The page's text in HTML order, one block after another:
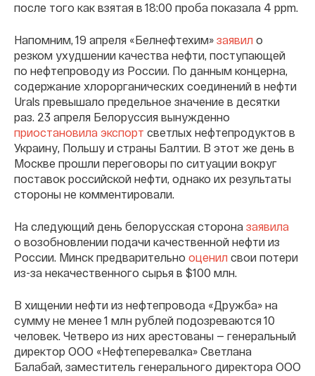
после того как взятая в 18:00 проба показала 4 ppm.
Напомним, 19 апреля «Белнефтехим» заявил о
резком ухудшении качества нефти, поступающей
по нефтепроводу из России. По данным концерна,
содержание хлорорганических соединений в нефти
Urals превышало предельное значение в десятки
раз. 23 апреля Белоруссия вынужденно
приостановила экспорт светлых нефтепродуктов в
Украину, Польшу и страны Балтии. В этот же день в
Москве прошли переговоры по ситуации вокруг
поставок российской нефти, однако их результаты
стороны не комментировали.
На следующий день белорусская сторона заявила
о возобновлении подачи качественной нефти из
России. Минск предварительно оценил свои потери
из-за некачественного сырья в $100 млн.
В хищении нефти из нефтепровода «Дружба» на
сумму не менее 1 млн рублей подозреваются 10
человек. Четверо из них арестованы — генеральный
директор ООО «Нефтеперевалка» Светлана
Балабай, заместитель генерального директора ООО